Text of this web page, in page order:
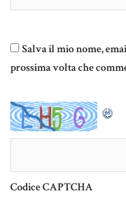
Salva il mio nome,
prossima volta che
Codice CAPTCHA